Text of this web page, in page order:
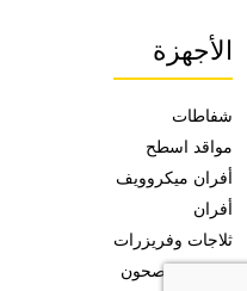
الأجهزة
شفاطات
مواقد اسطح
أفران ميكروويف
أفران
ثلاجات وفريزرات
غسالات الصحون